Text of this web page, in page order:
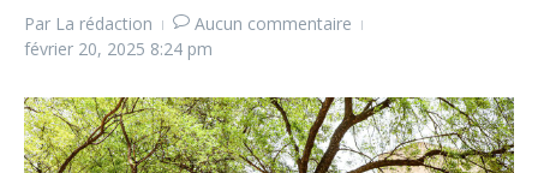
Par La rédaction
Aucun commentaire
février 20, 2025 8:24 pm